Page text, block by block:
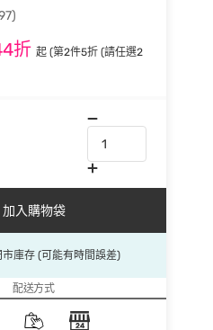
折起(第2件5折 (請任選2
加入購物袋
市庫存 (可能有時間誤差)
配送方式